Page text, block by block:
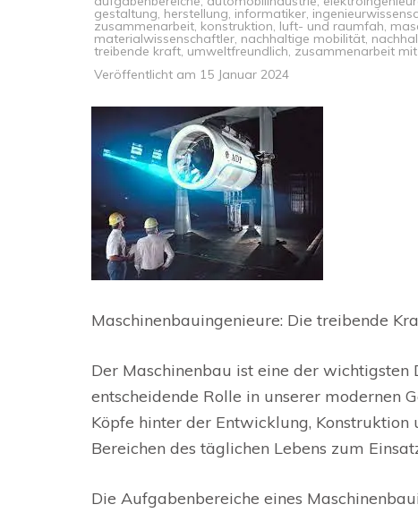
gestaltung, herstellung, informatiker,
zusammenarbeit, konstruktion, luft- und raumfah,
materialwissenschaftler, nachhaltige mobilität,
treibende kraft, umweltfreundlich, zusammenarbeit
Veröffentlicht am 15 Januar 2024
Maschinenbauingenieure: Die treibende
Der Maschinenbau ist eine der
entscheidende Rolle in unserer modernen
Köpfe hinter der Entwicklung,
Bereichen des täglichen Lebens zum
Die Aufgabenbereiche eines